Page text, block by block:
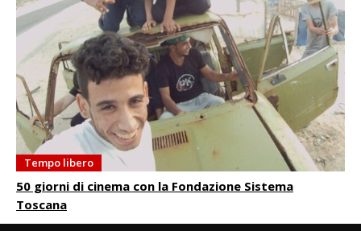
Tempo libero
50 giorni di cinema con la Fondazione Sistema
Toscana